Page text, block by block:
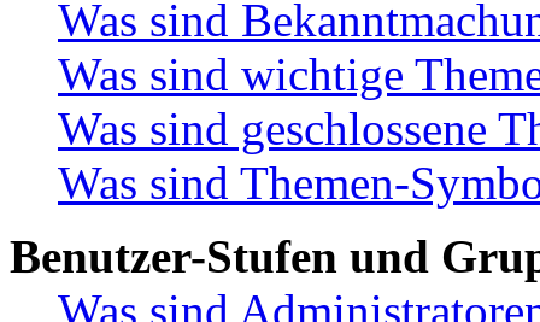
Was sind
Was sind wichtige
Was sind geschlossene
Was sind Themen-
Benutzer-Stufen und
Was sind